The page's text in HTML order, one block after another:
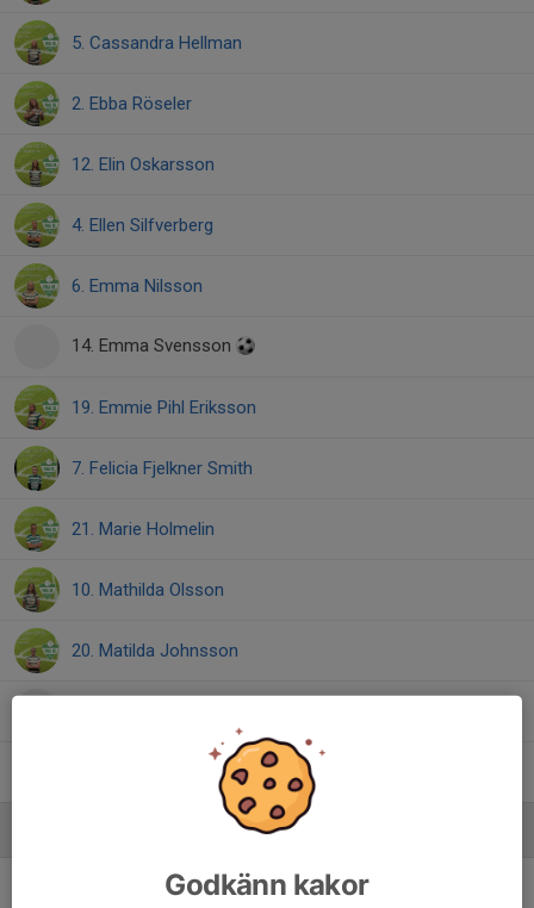
5. Cassandra Hellman
2. Ebba Röseler
12. Elin Oskarsson
4. Ellen Silfverberg
6. Emma Nilsson
14. Emma Svensson
19. Emmie Pihl Eriksson
7. Felicia Fjelkner Smith
21. Marie Holmelin
10. Mathilda Olsson
20. Matilda Johnsson
Daniel JohnssonTränare
Godkänn kakor